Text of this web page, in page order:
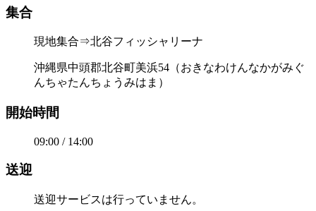
集合
現地集合⇒北谷フィッシャリーナ
沖縄県中頭郡北谷町美浜54（おきなわけんなかがみぐ
んちゃたんちょうみはま）
開始時間
09:00 / 14:00
送迎
送迎サービスは行っていません。